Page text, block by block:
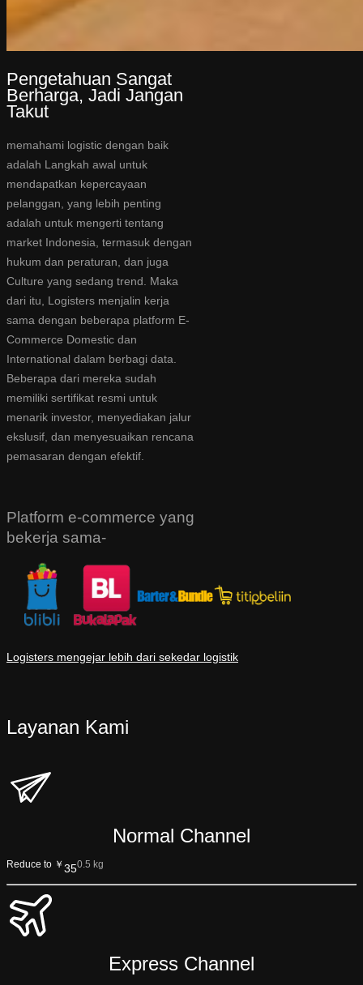
Pengetahuan Sangat
Berharga, Jadi Jangan
Takut
memahami logistic dengan baik
adalah Langkah awal untuk
mendapatkan kepercayaan
pelanggan, yang lebih penting
adalah untuk mengerti tentang
market Indonesia, termasuk dengan
hukum dan peraturan, dan juga
Culture yang sedang trend. Maka
dari itu, Logisters menjalin kerja
sama dengan beberapa platform E-
Commerce Domestic dan
International dalam berbagi data.
Beberapa dari mereka sudah
memiliki sertifikat resmi untuk
menarik investor, menyediakan jalur
ekslusif, dan menyesuaikan rencana
pemasaran dengan efektif.
Platform e-commerce yang
bekerja sama-
Logisters mengejar lebih dari sekedar logistik
Layanan Kami
Normal Channel
Reduce to ￥ 350.5 kg
Express Channel